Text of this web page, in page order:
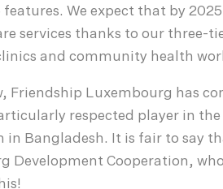
We expect that by
services thanks to our three-
and community health
Friendship Luxembourg has
respected player in
in Bangladesh. It is fair to say
Development Cooperation,